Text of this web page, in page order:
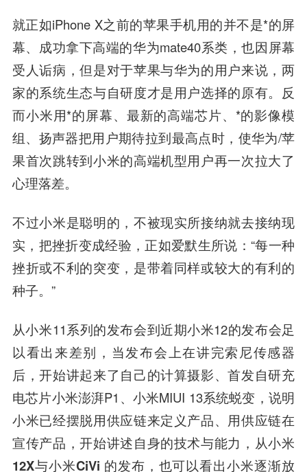
就正如iPhone X之前的苹果手机用的并不是*的屏
幕、成功拿下高端的华为mate40系类，也因屏幕
受人诟病，但是对于苹果与华为的用户来说，两
家的系统生态与自研度才是用户选择的原有。反
而小米用*的屏幕、最新的高端芯片、*的影像模
组、扬声器把用户期待拉到最高点时，使华为/苹
果首次跳转到小米的高端机型用户再一次拉大了
心理落差。
不过小米是聪明的，不被现实所接纳就去接纳现
实，把挫折变成经验，正如爱默生所说：“每一种
挫折或不利的突变，是带着同样或较大的有利的
种子。”
从小米11系列的发布会到近期小米12的发布会足
以看出来差别，当发布会上在讲完索尼传感器
后，开始讲起来了自己的计算摄影、首发自研充
电芯片小米澎湃P1、小米MIUI 13系统蜕变， 说明
小米已经摆脱用供应链来定义产品、用供应链在
宣传产品，开始讲述自身的技术与能力，从小米
12X与小米CiVi 的发布，也可以看出小米逐渐放